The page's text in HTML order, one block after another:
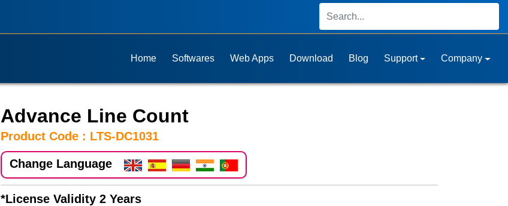
Home Softwares Web Apps Download Blog Support Company
Advance Line Count
Product Code : LTS-DC1031
Change Language
*License Validity 2 Years